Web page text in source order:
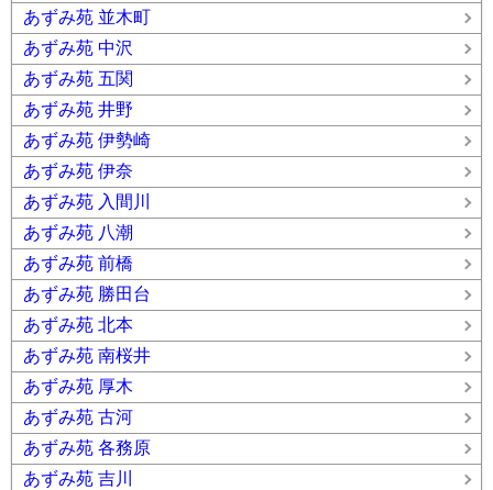
あずみ苑 並木町
あずみ苑 中沢
あずみ苑 五関
あずみ苑 井野
あずみ苑 伊勢崎
あずみ苑 伊奈
あずみ苑 入間川
あずみ苑 八潮
あずみ苑 前橋
あずみ苑 勝田台
あずみ苑 北本
あずみ苑 南桜井
あずみ苑 厚木
あずみ苑 古河
あずみ苑 各務原
あずみ苑 吉川